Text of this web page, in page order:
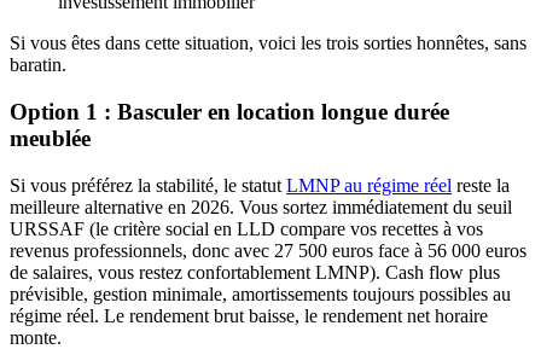
Si vous êtes dans cette situation, voici les trois sorties honnêtes, sans
baratin.
Option 1 : Basculer en location longue durée
meublée
Si vous préférez la stabilité, le statut LMNP au régime réel reste la
meilleure alternative en 2026. Vous sortez immédiatement du seuil
URSSAF (le critère social en LLD compare vos recettes à vos
revenus professionnels, donc avec 27 500 euros face à 56 000 euros
de salaires, vous restez confortablement LMNP). Cash flow plus
prévisible, gestion minimale, amortissements toujours possibles au
régime réel. Le rendement brut baisse, le rendement net horaire
monte.